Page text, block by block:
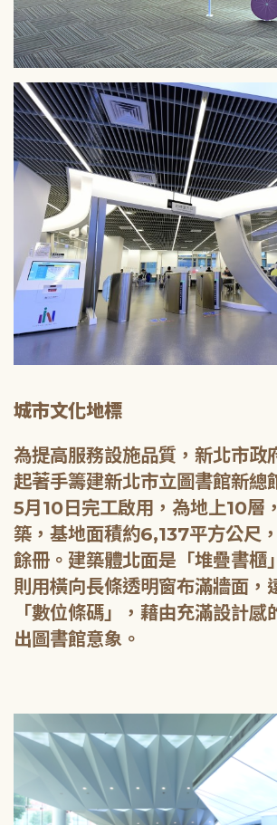
城市文化地標
為提高服務設施品質，新北市
起著手籌建新北市立圖書館新總
5月10日完工啟用，為地上10層
築，基地面積約6,137平方公尺
餘冊。建築體北面是「堆疊書櫃
則用橫向長條透明窗布滿牆面，
「數位條碼」，藉由充滿設計感
出圖書館意象。